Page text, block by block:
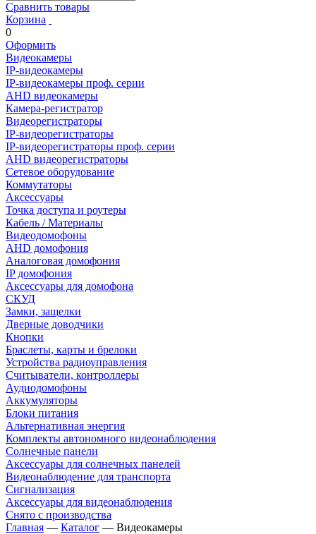
Сравнить товары
Корзина
0
Оформить
Видеокамеры
IP-видеокамеры
IP-видеокамеры проф. серии
AHD видеокамеры
Камера-регистратор
Видеорегистраторы
IP-видеорегистраторы
IP-видеорегистраторы проф. серии
AHD видеорегистраторы
Сетевое оборудование
Коммутаторы
Аксессуары
Точка доступа и роутеры
Кабель / Материалы
Видеодомофоны
AHD домофония
Аналоговая домофония
IP домофония
Аксессуары для домофона
СКУД
Замки, защелки
Дверные доводчики
Кнопки
Браслеты, карты и брелоки
Устройства радиоуправления
Считыватели, контроллеры
Аудиодомофоны
Аккумуляторы
Блоки питания
Альтернативная энергия
Комплекты автономного видеонаблюдения
Солнечные панели
Аксессуары для солнечных панелей
Видеонаблюдение для транспорта
Сигнализация
Аксессуары для видеонаблюдения
Снято с производства
Главная — Каталог — Видеокамеры